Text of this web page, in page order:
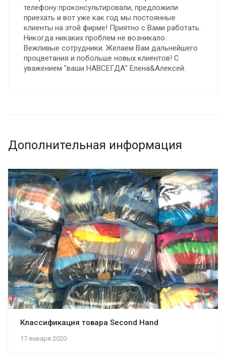
телефону проконсультировали, предложили
приехать и вот уже как год мы постоянные
клиенты на этой фирме! Приятно с Вами работать.
Никогда никаких проблем не возникало.
Вежливые сотрудники. Желаем Вам дальнейшего
процветания и побольше новых клиентов! С
уважением "ваши НАВСЕГДА" Елена&Алексей.
Дополнительная информация
17 января 2020
Классификация товара Second Hand